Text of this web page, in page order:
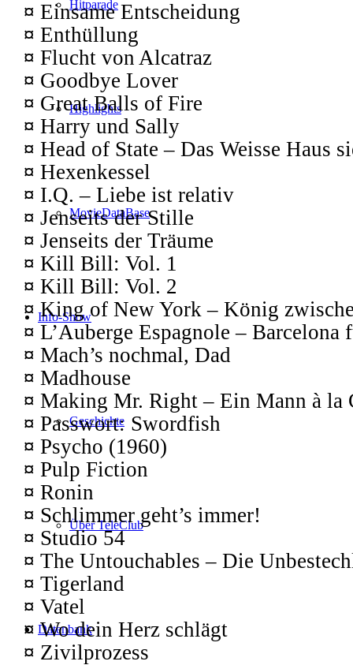
Hitparade
Highlights
MovieDataBase
Info-Show
Geschichte
Über TeleClub
Datenbank
¤ Einsame Entscheidung
¤ Enthüllung
¤ Flucht von Alcatraz
¤ Goodbye Lover
¤ Great Balls of Fire
¤ Harry und Sally
¤ Head of State – Das Weisse Haus
¤ Hexenkessel
¤ I.Q. – Liebe ist relativ
¤ Jenseits der Stille
¤ Jenseits der Träume
¤ Kill Bill: Vol. 1
¤ Kill Bill: Vol. 2
¤King of New York – König
¤ L’Auberge Espagnole – Barcelona
¤ Mach’s nochmal, Dad
¤ Madhouse
¤ Making Mr. Right – Ein Mann à la
¤ Passwort: Swordfish
¤ Psycho (1960)
¤ Pulp Fiction
¤ Ronin
¤ Schlimmer geht’s immer!
¤ Studio 54
¤ The Untouchables – Die
¤ Tigerland
¤ Vatel
¤Wo dein Herz schlägt
¤ Zivilprozess